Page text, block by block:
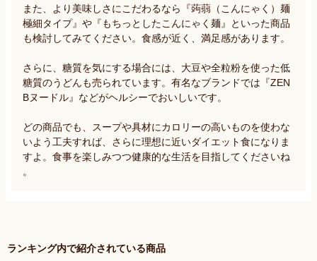
また、より美味しさにこだわるなら『蒟蒻（こんにゃく）麺
極細タイプ』や『もちっとしたこんにゃく麺』といった商品
も検討してみてください。食感が近く、満足感があります。
さらに、糖質を気にする場合には、大豆や全粒粉を使った低
糖質のうどんも売られています。有名なブランドでは『ZEN
Bヌードル』などがヘルシーでおいしいです。
どの商品でも、スープや具材にカロリーの高いものを使わな
いよう工夫すれば、さらに理想に近いダイエット食になりま
すよ。食事を楽しみつつ健康的な生活を目指してくださいね
。
ランキング内で紹介されている商品